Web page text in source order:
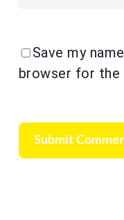
Save my
browser for the